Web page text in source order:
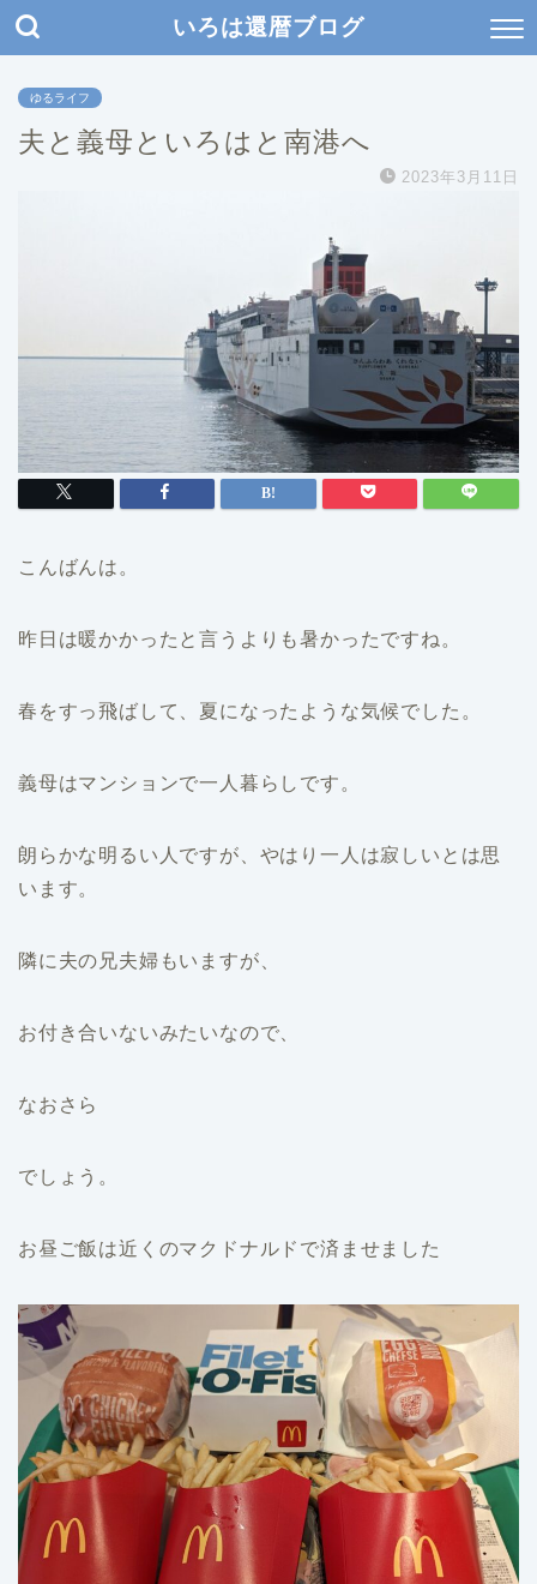
いろは還暦ブログ
ゆるライフ
夫と義母といろはと南港へ
2023年3月11日
こんばんは。
昨日は暖かかったと言うよりも暑かったですね。
春をすっ飛ばして、夏になったような気候でした。
義母はマンションで一人暮らしです。
朗らかな明るい人ですが、やはり一人は寂しいとは思
います。
隣に夫の兄夫婦もいますが、
お付き合いないみたいなので、
なおさら
でしょう。
お昼ご飯は近くのマクドナルドで済ませました